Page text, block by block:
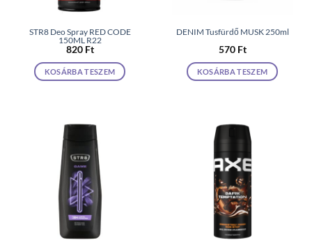
STR8 Deo Spray RED CODE
150ML R22
820 Ft
KOSÁRBA TESZEM
DENIM Tusfürdő MUSK 250ml
570 Ft
KOSÁRBA TESZEM